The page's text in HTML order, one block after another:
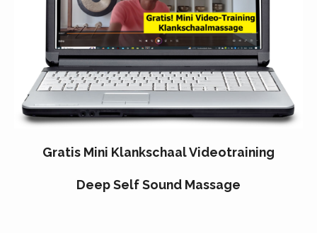
Gratis Mini Klankschaal Videotraining
Deep Self Sound Massage